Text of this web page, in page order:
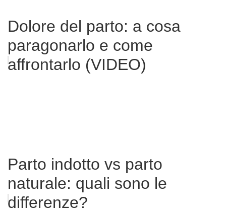
Dolore del parto: a cosa
paragonarlo e come
affrontarlo (VIDEO)
Parto indotto vs parto
naturale: quali sono le
differenze?